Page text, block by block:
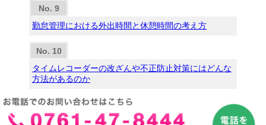
勤怠管理における外出時間と休憩時間の考え方
タイムレコーダーの改ざんや不正防止対策にはどんな
方法があるのか